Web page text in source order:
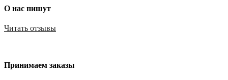
О нас пишут
Читать отзывы
Принимаем заказы